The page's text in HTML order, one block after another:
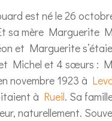
est né le 26
sa mère Marguerite
et Marguerite
et Michel et 4 sœurs :
novembre 1923 à
à Rueil. Sa
naturellement.